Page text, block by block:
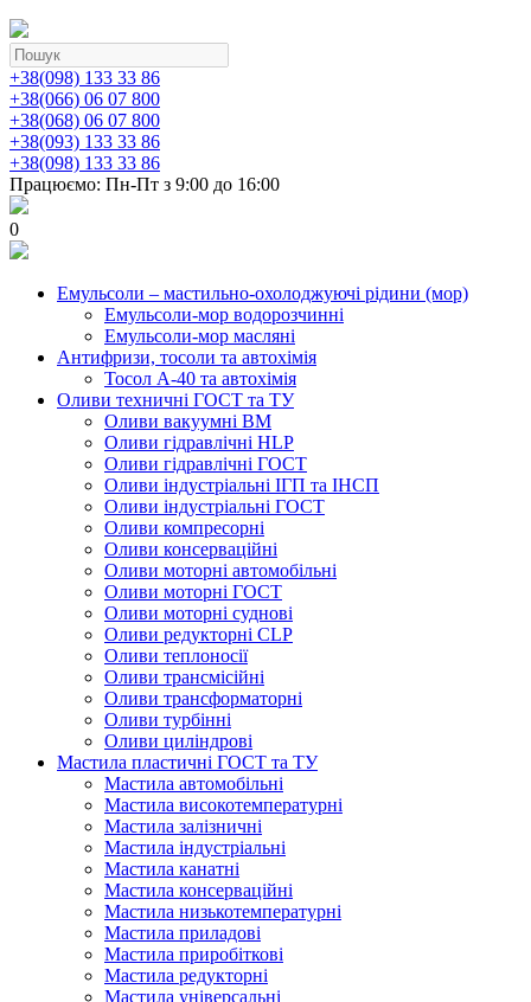
+38(098) 133 33 86
+38(066) 06 07 800
+38(068) 06 07 800
+38(093) 133 33 86
+38(098) 133 33 86
Працюємо: Пн-Пт з 9:00 до 16:00
0
Емульсоли – мастильно-охолоджуючі рідини (мор)
Емульсоли-мор водорозчинні
Емульсоли-мор масляні
Антифризи, тосоли та автохімія
Тосол А-40 та автохімія
Оливи техничні ГОСТ та ТУ
Оливи вакуумні ВМ
Оливи гідравлічні HLP
Оливи гідравлічні ГОСТ
Оливи індустріальні ІГП та ІНСП
Оливи індустріальні ГОСТ
Оливи компресорні
Оливи консерваційні
Оливи моторні автомобільні
Оливи моторні ГОСТ
Оливи моторні суднові
Оливи редукторні CLP
Оливи теплоносії
Оливи трансмісійні
Оливи трансформаторні
Оливи турбінні
Оливи циліндрові
Мастила пластичні ГОСТ та ТУ
Мастила автомобільні
Мастила високотемпературні
Мастила залізничні
Мастила індустріальні
Мастила канатні
Мастила консерваційні
Мастила низькотемпературні
Мастила приладові
Мастила приробіткові
Мастила редукторні
Мастила універсальні